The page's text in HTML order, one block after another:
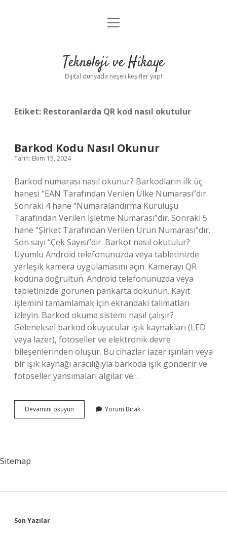
Anasayfa
Yasal Uyarı
menüyü
Teknoloji ve Hikaye
Dijital dünyada neşeli keşifler yap!
Etiket: Restoranlarda QR kod nasıl okutulur
Barkod Kodu Nasıl Okunur
Tarih: Ekim 15, 2024
Barkod numarası nasıl okunur? Barkodların ilk üç
hanesi “EAN Tarafından Verilen Ülke Numarası”dır.
Sonraki 4 hane “Numaralandırma Kuruluşu
Tarafından Verilen İşletme Numarası”dır. Sonraki 5
hane “Şirket Tarafından Verilen Ürün Numarası”dır.
Son sayı “Çek Sayısı”dır. Barkot nasıl okutulur?
Uyumlu Android telefonunuzda veya tabletinizde
yerleşik kamera uygulamasını açın. Kamerayı QR
koduna doğrultun. Android telefonunuzda veya
tabletinizde görünen pankarta dokunun. Kayıt
işlemini tamamlamak için ekrandaki talimatları
izleyin. Barkod okuma sistemi nasıl çalışır?
Geleneksel barkod okuyucular ışık kaynakları (LED
veya lazer), fotoseller ve elektronik devre
bileşenlerinden oluşur. Bu cihazlar lazer ışınları veya
bir ışık kaynağı aracılığıyla barkoda ışık gönderir ve
fotoseller yansımaları algılar ve…
Devamını okuyun
Kodu
Yorum Bırak
Sitemap
Sidebar
Son Yazılar